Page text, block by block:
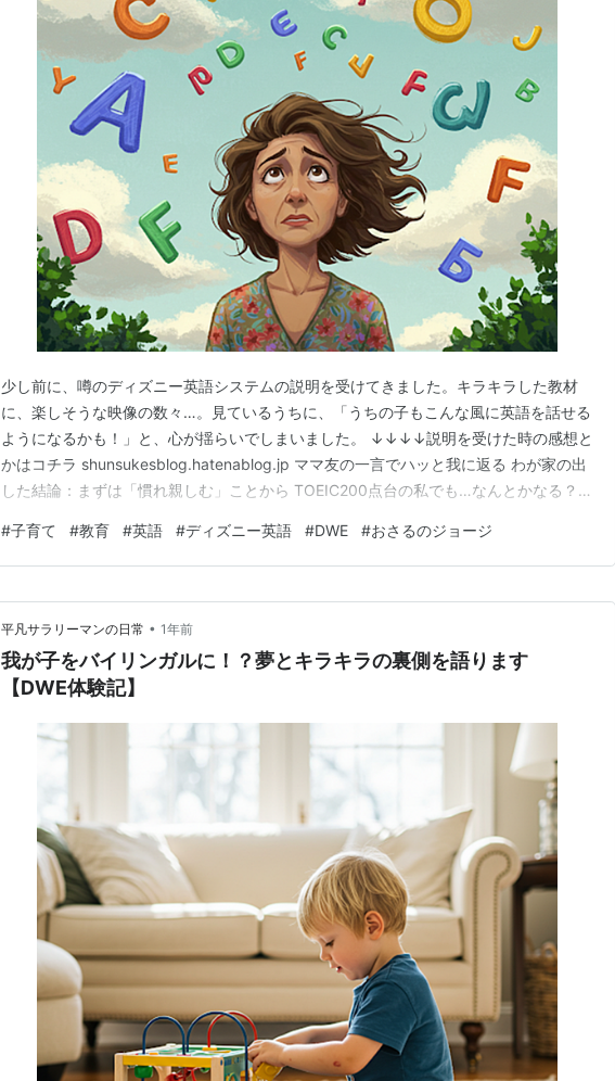
少し前に、噂のディズニー英語システムの説明を受けてきました。キラキラした教材
に、楽しそうな映像の数々…。見ているうちに、「うちの子もこんな風に英語を話せる
ようになるかも！」と、心が揺らいでしまいました。 ↓↓↓↓説明を受けた時の感想と
かはコチラ shunsukesblog.hatenablog.jp ママ友の一言でハッと我に返る わが家の出
した結論：まずは「慣れ親しむ」ことから TOEIC200点台の私でも…なんとかなる？
してみたところ、ハッとさせられる意見をもらいました。「英語を仕事にしたい！って
思わない限り、…
#子育て #教育 #英語 #ディズニー英語 #DWE #おさるのジョージ
平凡サラリーマンの日常 • 1年前
我が子をバイリンガルに！？夢とキラキラの裏側を語ります
【DWE体験記】